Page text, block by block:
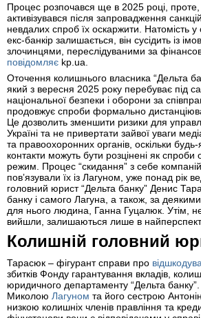
Процес розпочався ще в 2025 році,
активізувався після запровадження
невдалих спроб їх оскаржити. Натомість у
екс-банкір залишається, він сусідить із
злочинцями, переслідуваними за
повідомляє kp.ua.
Оточення колишнього власника “Дельта
який з вересня 2025 року перебуває під
національної безпеки і оборони за
продовжує спроби формально
Це дозволить зменшити ризики для
Україні та не привертати зайвої уваги
та правоохоронних органів, оскільки
контакти можуть бути розцінені як спроби
режим. Процес “скидання” з себе
повʼязували їх із Лагуном, уже понад рік
головний юрист “Дельта банку” Денис
банку і самого Лагуна, а також, за
для нього людина, Ганна Гуцалюк. Утім, не
вийшли, залишаються лише в
Колишній головний
Тарасюк – фігурант справи про
збитків Фонду гарантування вкладів,
юридичного департаменту “Дельта
Миколою Лагуном та його сестрою
низкою колишніх членів правління та